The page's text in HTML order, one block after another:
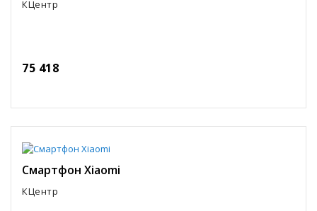
КЦентр
75 418
Смартфон Xiaomi
КЦентр